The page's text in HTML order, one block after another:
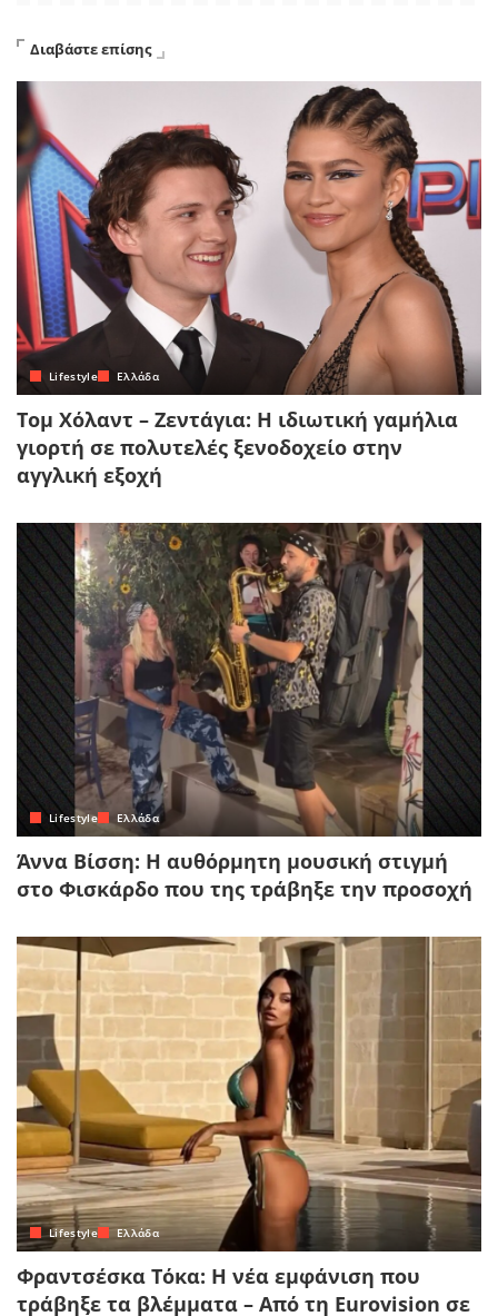
Διαβάστε επίσης
Lifestyle Ελλάδα
Τομ Χόλαντ – Ζεντάγια: Η ιδιωτική γαμήλια
γιορτή σε πολυτελές ξενοδοχείο στην
αγγλική εξοχή
Lifestyle Ελλάδα
Άννα Βίσση: Η αυθόρμητη μουσική στιγμή
στο Φισκάρδο που της τράβηξε την προσοχή
Lifestyle Ελλάδα
Φραντσέσκα Τόκα: Η νέα εμφάνιση που
τράβηξε τα βλέμματα – Από τη Eurovision σε